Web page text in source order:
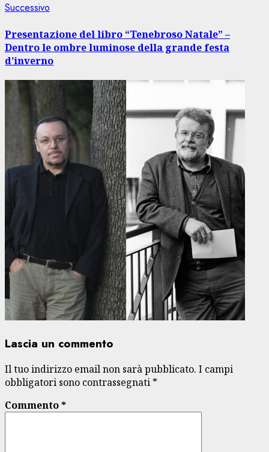
Successivo
Presentazione del libro “Tenebroso Natale” –
Dentro le ombre luminose della grande festa
d’inverno
Lascia un commento
Il tuo indirizzo email non sarà pubblicato. I campi
obbligatori sono contrassegnati *
Commento*